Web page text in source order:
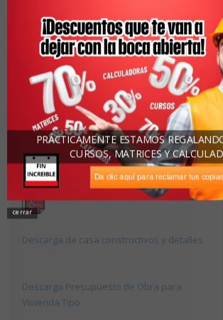
Apellidos:
Correo Electrónico:
Descargas Recomendadas
Descarga de casa constructivos y detalles
Descarga Presupuesto de Obra para
Vivienda Tipo
cerrar
Da clic aquí para reclamar tus copias
PRÁCTICAMENTE ESTAMOS
CURSOS, MATRICES Y